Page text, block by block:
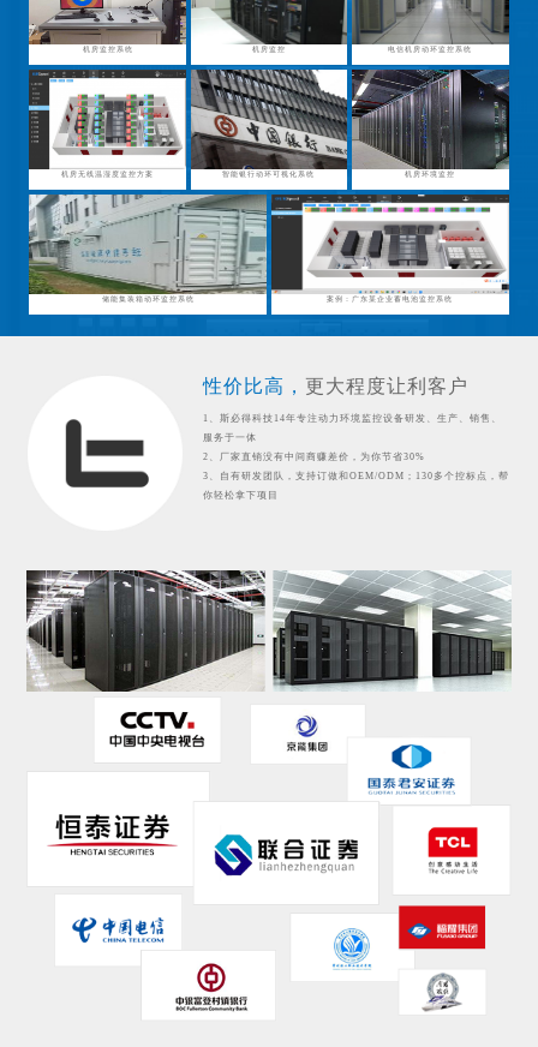
机房监控系统 机房监控 电信机房动环监控系统
机房无线温湿度监控方案 智能银行动环可视化系统 机房环境监控
储能集装箱动环监控系统 案例：广东某企业蓄电池监控系统
性价比高， 更大程度让利客户
1、斯必得科技14年专注动力环境监控设备研发、生产、销售、
服务于一体
2、厂家直销没有中间商赚差价，为你节省30%
3、自有研发团队，支持订做和OEM/ODM；130多个控标点，帮
你轻松拿下项目